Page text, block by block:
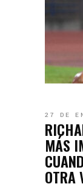
27 DE
MÁS
OTRA